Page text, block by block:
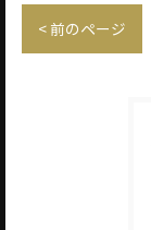
< 前のページ